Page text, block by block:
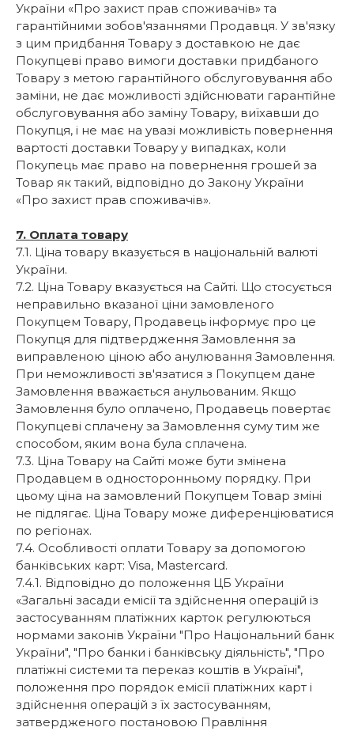
України «Про захист прав споживачів» та
гарантійними зобов'язаннями Продавця. У зв'язку
з цим придбання Товару з доставкою не дає
Покупцеві право вимоги доставки придбаного
Товару з метою гарантійного обслуговування або
заміни, не дає можливості здійснювати гарантійне
обслуговування або заміну Товару, виїхавши до
Покупця, і не має на увазі можливість повернення
вартості доставки Товару у випадках, коли
Покупець має право на повернення грошей за
Товар як такий, відповідно до Закону України
«Про захист прав споживачів».
7. Оплата товару
7.1. Ціна товару вказується в національній валюті
України.
7.2. Ціна Товару вказується на Сайті. Що стосується
неправильно вказаної ціни замовленого
Покупцем Товару, Продавець інформує про це
Покупця для підтвердження Замовлення за
виправленою ціною або анулювання Замовлення.
При неможливості зв'язатися з Покупцем дане
Замовлення вважається анульованим. Якщо
Замовлення було оплачено, Продавець повертає
Покупцеві сплачену за Замовлення суму тим же
способом, яким вона була сплачена.
7.3. Ціна Товару на Сайті може бути змінена
Продавцем в односторонньому порядку. При
цьому ціна на замовлений Покупцем Товар зміні
не підлягає. Ціна Товару може диференціюватися
по регіонах.
7.4. Особливості оплати Товару за допомогою
банківських карт: Visa, Mastercard.
7.4.1. Відповідно до положення ЦБ України
«Загальні засади емісії та здійснення операцій із
застосуванням платіжних карток регулюються
нормами законів України "Про Національний банк
України", "Про банки і банківську діяльність", "Про
платіжні системи та переказ коштів в Україні",
положення про порядок емісії платіжних карт і
здійснення операцій з їх застосуванням,
затвердженого постановою Правління